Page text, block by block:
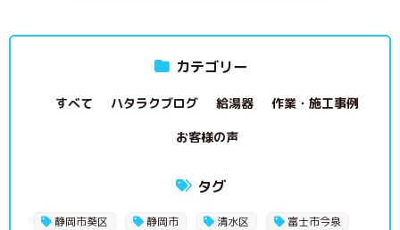
カテゴリー
すべて ハタラクブログ 給湯器
作業・施工事例
お客様の声
タグ
静岡市葵区 静岡市 清水区 富士市今泉